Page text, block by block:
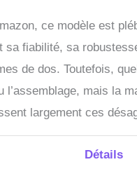
ce modèle est
sa fiabilité, sa
de dos. Toutefois,
mais la
largement ces
Détails